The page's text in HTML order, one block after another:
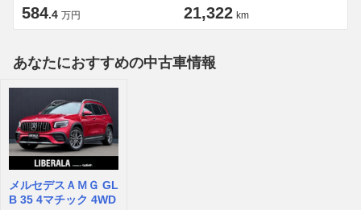
584.4 万円 21,322 km
あなたにおすすめの中古車情報
メルセデスＡＭＧ GL
B 35 4マチック 4WD